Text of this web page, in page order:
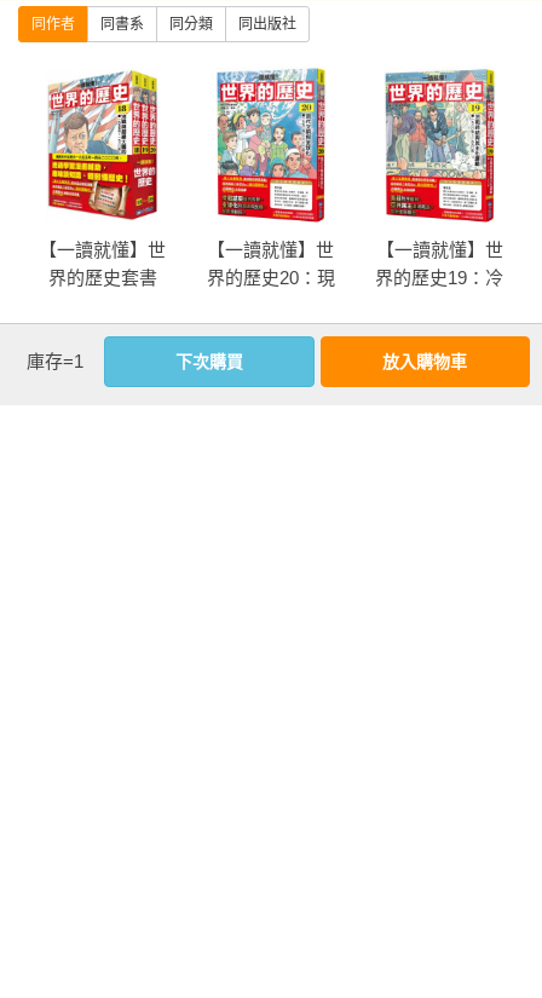
【系列特色】
｜漫畫歷史故事，無壓力學習｜
透過生動有趣的漫畫，了解人類起源到古文明的發展，精采的
劇情與詳實的畫風引人入勝。
並收錄珍貴的文物照片，以系統性的編排與充滿趣味的企畫，
帶領讀者猶如身歷其境，沉浸在歷史長河中。
在高度全球化的今天，了解世界的「綜合歷史」非常重要！
史」為宗旨而設計。
｜首創橫向歷史 X 縱向歷史的世界史｜
同作者 同書系 同分類 同出版社
【一讀就懂】世
界的歷史套書
【一讀就懂】世
界的歷史20：現
（一九九〇年～
二〇二〇年）
【一讀就懂】世
界的歷史19：冷
運動（一九八〇
年～一九九〇
年）
more
庫存=1 下次購買 放入購物車